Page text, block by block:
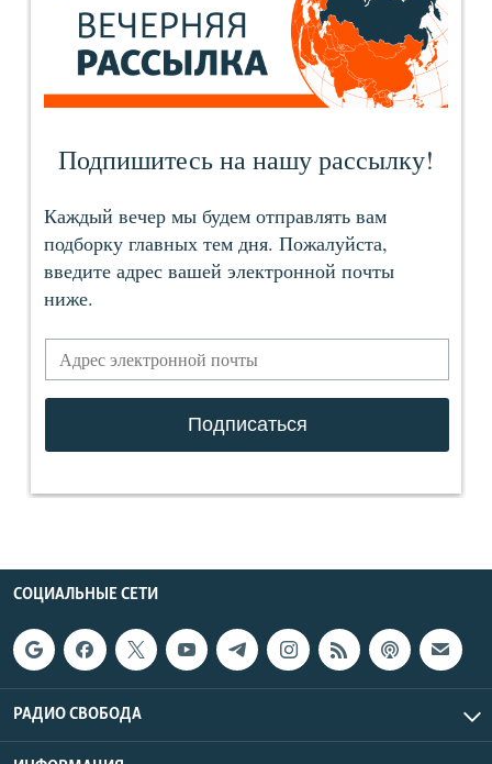
СОЦИАЛЬНЫЕ СЕТИ
РАДИО СВОБОДА